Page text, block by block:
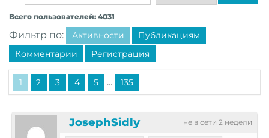
Всего пользователей: 4031
Фильтр по: Активности
Публикациям
Комментарии
Регистрация
1 2 3 4 5 ... 135
не в сети 2 недели
JosephSidly